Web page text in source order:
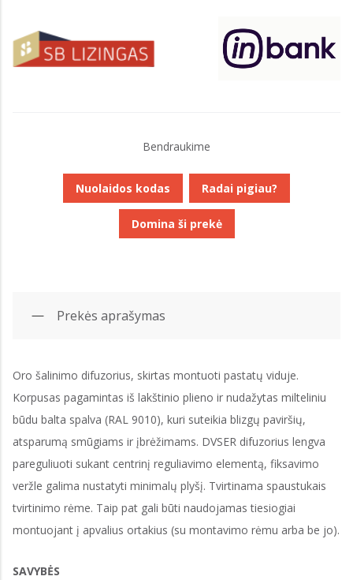
Bendraukime
Nuolaidos kodas Radai pigiau?
Domina ši prekė
Prekės aprašymas
Oro šalinimo difuzorius, skirtas montuoti pastatų viduje.
Korpusas pagamintas iš lakštinio plieno ir nudažytas milteliniu
būdu balta spalva (RAL 9010), kuri suteikia blizgų paviršių,
atsparumą smūgiams ir įbrėžimams. DVSER difuzorius lengva
pareguliuoti sukant centrinį reguliavimo elementą, fiksavimo
veržle galima nustatyti minimalų plyšį. Tvirtinama spaustukais
tvirtinimo rėme. Taip pat gali būti naudojamas tiesiogiai
montuojant į apvalius ortakius (su montavimo rėmu arba be jo).
SAVYBĖS